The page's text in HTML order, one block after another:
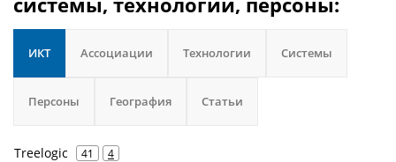
ИКТ Ассоциации Технологии Системы
Персоны География Статьи
Treelogic 41 4